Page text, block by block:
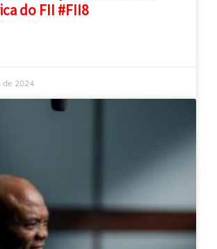
do FII #FII8
de 2024